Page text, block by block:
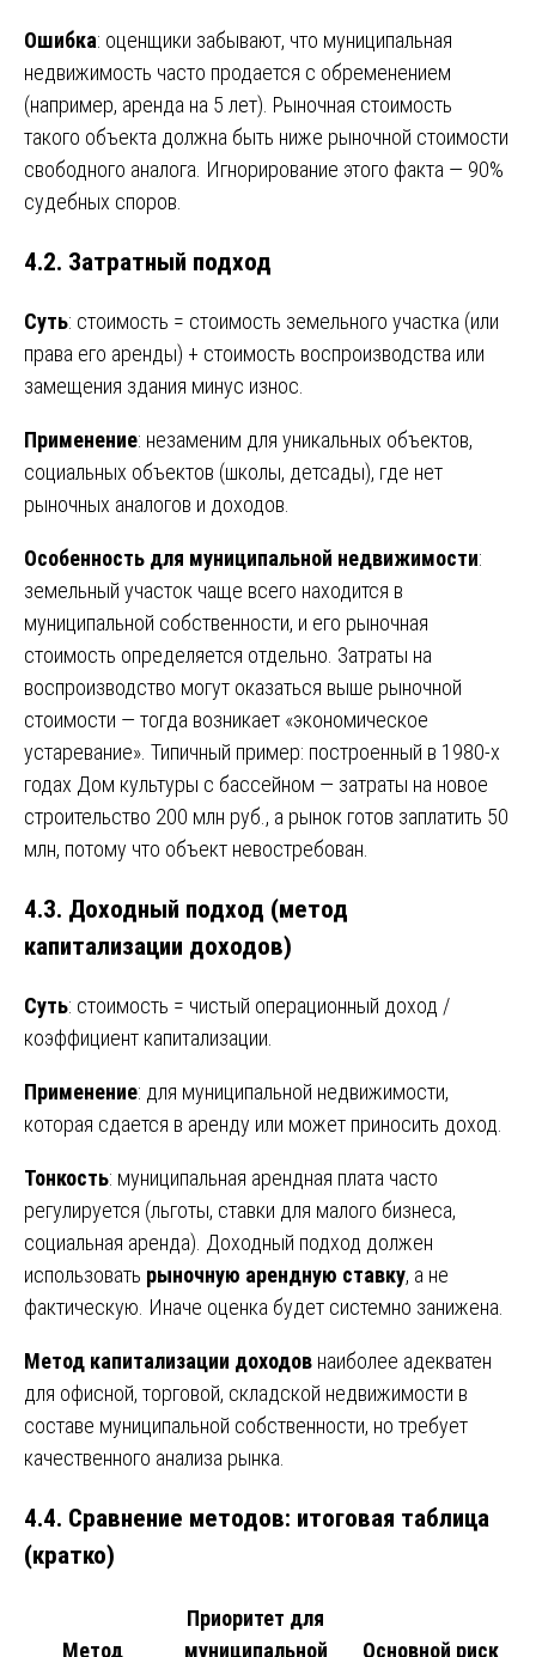
Ошибка: оценщики забывают, что муниципальная
недвижимость часто продается с обременением
(например, аренда на 5 лет). Рыночная стоимость
такого объекта должна быть ниже рыночной стоимости
свободного аналога. Игнорирование этого факта — 90%
судебных споров.
4.2. Затратный подход
Суть: стоимость = стоимость земельного участка (или
права его аренды) + стоимость воспроизводства или
замещения здания минус износ.
Применение: незаменим для уникальных объектов,
социальных объектов (школы, детсады), где нет
рыночных аналогов и доходов.
Особенность для муниципальной недвижимости:
земельный участок чаще всего находится в
муниципальной собственности, и его рыночная
стоимость определяется отдельно. Затраты на
воспроизводство могут оказаться выше рыночной
стоимости — тогда возникает «экономическое
устаревание». Типичный пример: построенный в 1980-х
годах Дом культуры с бассейном — затраты на новое
строительство 200 млн руб., а рынок готов заплатить 50
млн, потому что объект невостребован.
4.3. Доходный подход (метод
капитализации доходов)
Суть: стоимость = чистый операционный доход /
коэффициент капитализации.
Применение: для муниципальной недвижимости,
которая сдается в аренду или может приносить доход.
Тонкость: муниципальная арендная плата часто
регулируется (льготы, ставки для малого бизнеса,
социальная аренда). Доходный подход должен
использовать рыночную арендную ставку, а не
фактическую. Иначе оценка будет системно занижена.
Метод капитализации доходов наиболее адекватен
для офисной, торговой, складской недвижимости в
составе муниципальной собственности, но требует
качественного анализа рынка.
4.4. Сравнение методов: итоговая таблица
(кратко)
Метод
Приоритет для
муниципальной
Основной риск